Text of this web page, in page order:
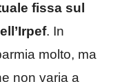
fissa sul
. In
molto, ma
non varia a